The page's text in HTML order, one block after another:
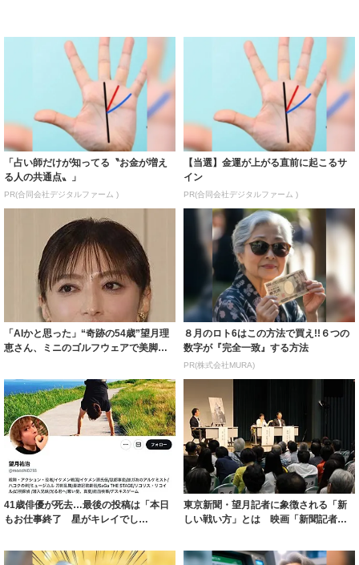
「占い師だけが知ってる〝お金が増え
る人の共通点〟」
PR(合同会社デジタルファーム )
【当選】金運が上がる直前に起こるサ
イン
PR(合同会社デジタルファーム )
「AIかと思った」“奇跡の54歳”望月理
恵さん、ミニのゴルフウェアで美脚披
８月のロト6はこの方法で買え!!６つの
数字が『完全一致』する方法
PR(株式会社MURA)
41歳俳優が死去…最後の投稿は「本日
もお仕事終了 星がキレイでし
東京新聞・望月記者に象徴される「新
しい戦い方」とは 映画「新聞記者」